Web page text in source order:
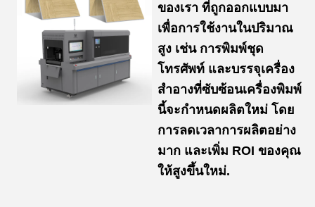
ของเรา ที่ถูกออกแบบมา
เพื่อการใช้งานในปริมาณ
สูง เช่น การพิมพ์ชุด
โทรศัพท์ และบรรจุเครื่อง
สําอางที่ซับซ้อนเครื่องพิมพ์
นี้จะกําหนดผลิตใหม่ โดย
การลดเวลาการผลิตอย่าง
มาก และเพิ่ม ROI ของคุณ
ให้สูงขึ้นใหม่.